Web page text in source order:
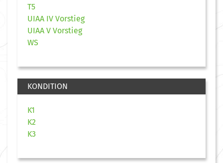
T5
UIAA IV Vorstieg
UIAA V Vorstieg
WS
KONDITION
K1
K2
K3